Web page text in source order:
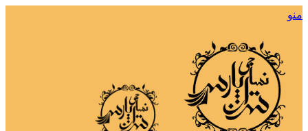
منو